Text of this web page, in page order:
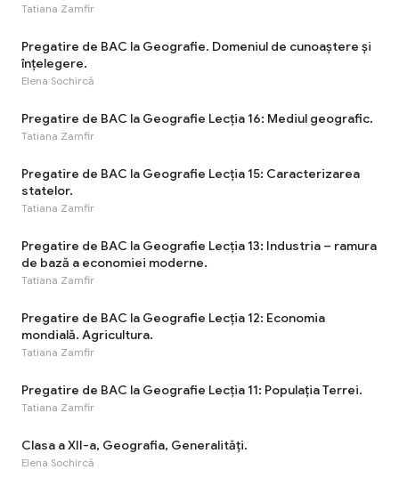
Tatiana Zamfir
Pregatire de BAC la Geografie. Domeniul de cunoaștere și
înțelegere.
Elena Sochircă
Pregatire de BAC la Geografie Lecția 16: Mediul geografic.
Tatiana Zamfir
Pregatire de BAC la Geografie Lecția 15: Caracterizarea
statelor.
Tatiana Zamfir
Pregatire de BAC la Geografie Lecția 13: Industria – ramura
de bază a economiei moderne.
Tatiana Zamfir
Pregatire de BAC la Geografie Lecția 12: Economia
mondială. Agricultura.
Tatiana Zamfir
Pregatire de BAC la Geografie Lecția 11: Populația Terrei.
Tatiana Zamfir
Clasa a XII-a, Geografia, Generalități.
Elena Sochircă